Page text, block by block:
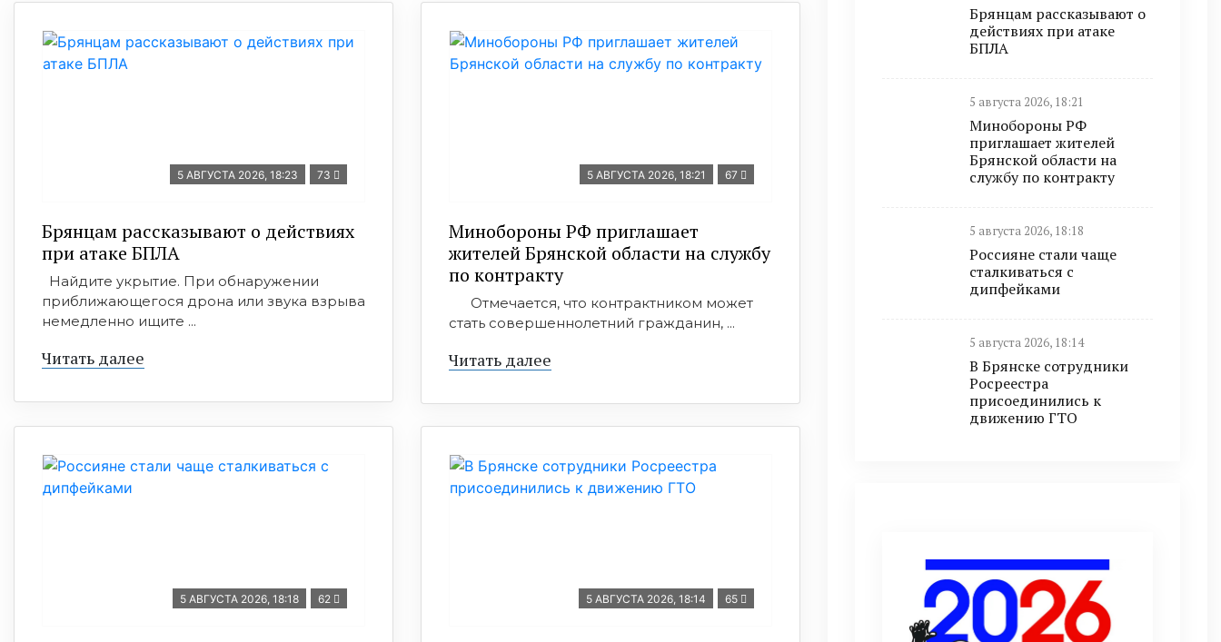
5 АВГУСТА 2026, 18:23 73
Брянцам рассказывают о действиях
при атаке БПЛА
Найдите укрытие. При обнаружении
приближающегося дрона или звука взрыва
немедленно ищите ...
Читать далее
5 АВГУСТА 2026, 18:21 67
Минобoроны РФ приглaшaет
житeлeй Брянской области на службу
по контракту
Отмечается, что контрактником может
стать совершеннолетний гражданин, ...
Читать далее
5 АВГУСТА 2026, 18:18 62 5 АВГУСТА 2026, 18:14 65
Брянцам рассказывают о
действиях при атаке
БПЛА
5 августа 2026, 18:21
Минобoроны РФ
приглaшaет житeлeй
Брянской области на
службу по контракту
5 августа 2026, 18:18
Россияне стали чаще
сталкиваться с
дипфейками
5 августа 2026, 18:14
В Брянске сотрудники
Росреестра
присоединились к
движению ГТО